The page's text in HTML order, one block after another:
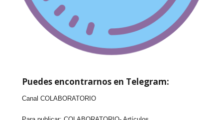
Puedes encontrarnos en Telegram:
Canal COLABORATORIO